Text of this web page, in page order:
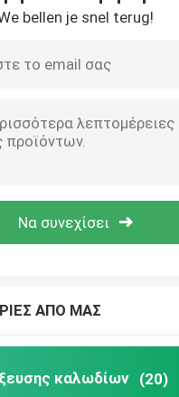
μαζί μας
bellen je snel terug!
ΑΠΟ ΜΑΣ
καλωδίων (20)